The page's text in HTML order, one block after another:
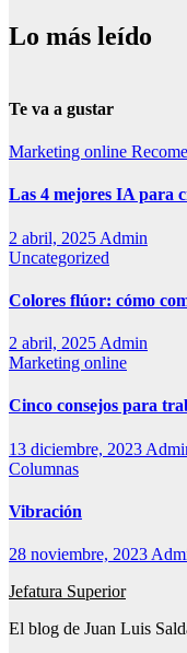
Lo más leído
Te va a gustar
Marketing online
Las 4 mejores IA para
2 abril, 2025 Admin
Uncategorized
Colores flúor: cómo
2 abril, 2025 Admin
Marketing online
Cinco consejos para
13 diciembre, 2023
Columnas
Vibración
28 noviembre, 2023
Jefatura Superior
El blog de Juan Luis